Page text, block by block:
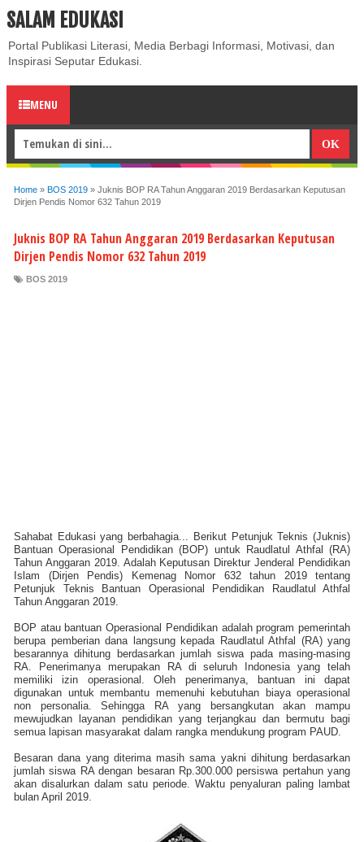
ABOUT CONTACT US
SALAM EDUKASI
Portal Publikasi Literasi, Media Berbagi Informasi, Motivasi, dan
Inspirasi Seputar Edukasi.
MENU
Home » BOS 2019 » Juknis BOP RA Tahun Anggaran 2019 Berdasarkan Keputusan
Dirjen Pendis Nomor 632 Tahun 2019
Juknis BOP RA Tahun Anggaran 2019 Berdasarkan Keputusan
Dirjen Pendis Nomor 632 Tahun 2019
BOS 2019
Sahabat Edukasi yang berbahagia... Berikut Petunjuk Teknis (Juknis)
Bantuan Operasional Pendidikan (BOP) untuk Raudlatul Athfal (RA)
Tahun Anggaran 2019. Adalah Keputusan Direktur Jenderal Pendidikan
Islam (Dirjen Pendis) Kemenag Nomor 632 tahun 2019 tentang
Petunjuk Teknis Bantuan Operasional Pendidikan Raudlatul Athfal
Tahun Anggaran 2019.
BOP atau bantuan Operasional Pendidikan adalah program pemerintah
berupa pemberian dana langsung kepada Raudlatul Athfal (RA) yang
besarannya dihitung berdasarkan jumlah siswa pada masing-masing
RA. Penerimanya merupakan RA di seluruh Indonesia yang telah
memiliki izin operasional. Oleh penerimanya, bantuan ini dapat
digunakan untuk membantu memenuhi kebutuhan biaya operasional
non personalia. Sehingga RA yang bersangkutan akan mampu
mewujudkan layanan pendidikan yang terjangkau dan bermutu bagi
semua lapisan masyarakat dalam rangka mendukung program PAUD.
Besaran dana yang diterima masih sama yakni dihitung berdasarkan
jumlah siswa RA dengan besaran Rp.300.000 persiswa pertahun yang
akan disalurkan dalam satu periode. Waktu penyaluran paling lambat
bulan April 2019.